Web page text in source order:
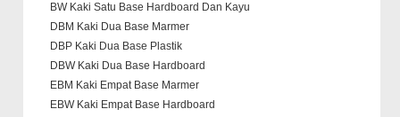
BW Kaki Satu Base Hardboard Dan Kayu
DBM Kaki Dua Base Marmer
DBP Kaki Dua Base Plastik
DBW Kaki Dua Base Hardboard
EBM Kaki Empat Base Marmer
EBW Kaki Empat Base Hardboard